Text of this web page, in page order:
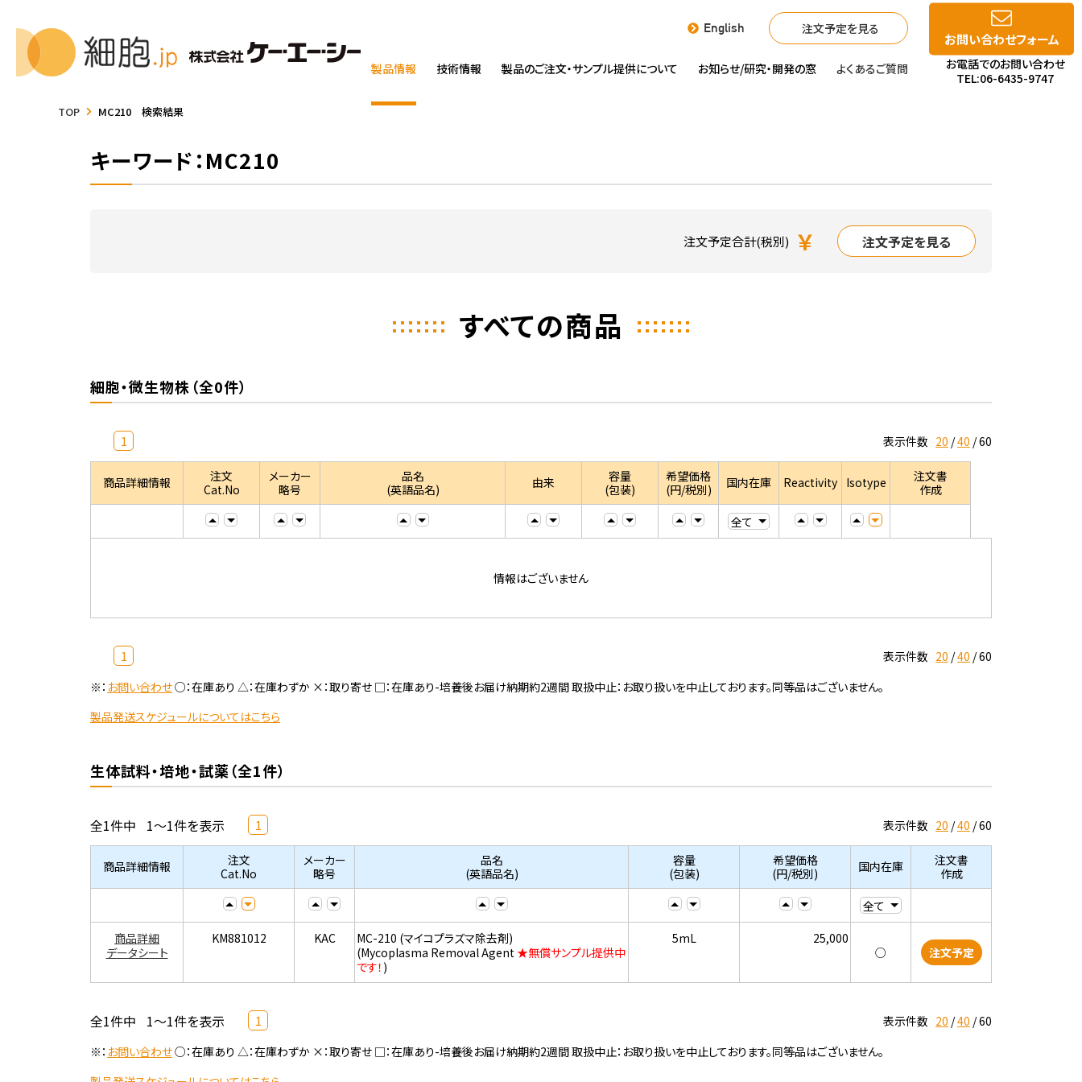
English 注文予定を見る
製品情報 技術情報 製品のご注文・サンプル提供について お知らせ/研究・開発の窓 よくあるご質問
お問い合わせフォーム
お電話でのお問い合わせ
TEL:06-6435-9747
TOP MC210 検索結果
キーワード：MC210
注文予定合計(税別) ￥ 注文予定を見る
すべての商品
細胞・微生物株（全0件）
1 表示件数 20 40 60
商品詳細情報
注文
Cat.No
メーカー
略号
品名
(英語品名)
由来
容量
(包装)
希望価格
(円/税別)
国内在庫 Reactivity Isotype
注文書
作成
情報はございません
1 表示件数 20 40 60
※： お問い合わせ○：在庫あり △：在庫わずか ×：取り寄せ □：在庫あり-培養後お届け納期約2週間 取扱中止：お取り扱いを中止しております。同等品はございません。
製品発送スケジュールについてはこちら
生体試料・培地・試薬（全1件）
全1件中 1～1件を表示 1 表示件数 20 40 60
商品詳細情報
注文
Cat.No
メーカー
略号
品名
(英語品名)
容量
(包装)
希望価格
(円/税別)
国内在庫
注文書
作成
商品詳細
データシート
KM881012 KAC
MC-210 (マイコプラズマ除去剤)
(Mycoplasma Removal Agent★無償サンプル提供中
です！ )
5mL
25,000
○
注文予定
全1件中 1～1件を表示 1 表示件数 20 40 60
※： お問い合わせ○：在庫あり △：在庫わずか ×：取り寄せ □：在庫あり-培養後お届け納期約2週間 取扱中止：お取り扱いを中止しております。同等品はございません。